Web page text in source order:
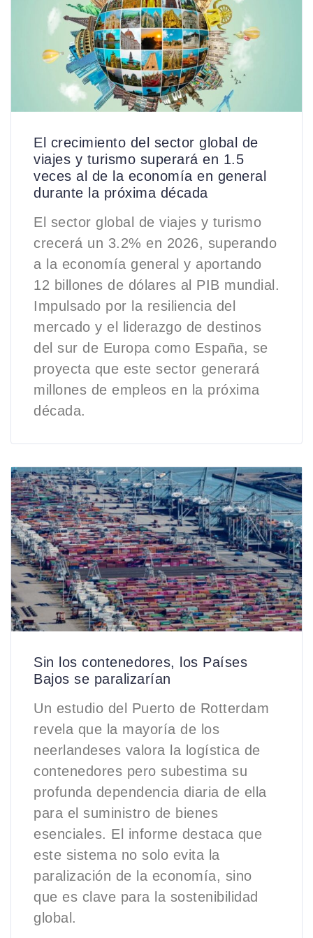
El crecimiento del sector global de
viajes y turismo superará en 1.5
veces al de la economía en general
durante la próxima década
El sector global de viajes y turismo
crecerá un 3.2% en 2026, superando
a la economía general y aportando
12 billones de dólares al PIB mundial.
Impulsado por la resiliencia del
mercado y el liderazgo de destinos
del sur de Europa como España, se
proyecta que este sector generará
millones de empleos en la próxima
década.
Sin los contenedores, los Países
Bajos se paralizarían
Un estudio del Puerto de Rotterdam
revela que la mayoría de los
neerlandeses valora la logística de
contenedores pero subestima su
profunda dependencia diaria de ella
para el suministro de bienes
esenciales. El informe destaca que
este sistema no solo evita la
paralización de la economía, sino
que es clave para la sostenibilidad
global.